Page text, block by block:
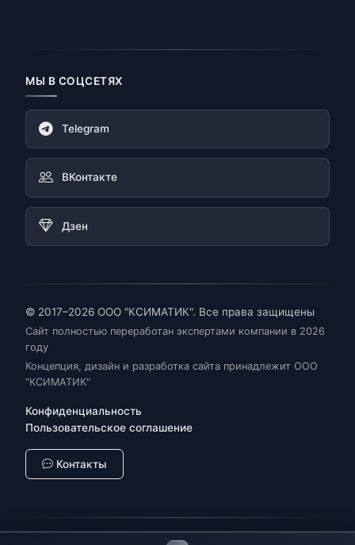
МЫ В СОЦСЕТЯХ
Telegram
ВКонтакте
Дзен
© 2017–2026 ООО "КСИМАТИК". Все права защищены
Сайт полностью переработан экспертами компании в 2026
году
Концепция, дизайн и разработка сайта принадлежит ООО
"КСИМАТИК"
Конфиденциальность
Пользовательское соглашение
Контакты